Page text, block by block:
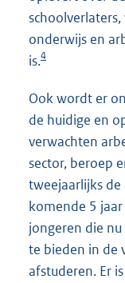
onderwijs en
is.4
Ook wordt er
de huidige en
verwachten
sector, beroep
tweejaarlijks
komende 5
jongeren die
te bieden in de
afstuderen. Er